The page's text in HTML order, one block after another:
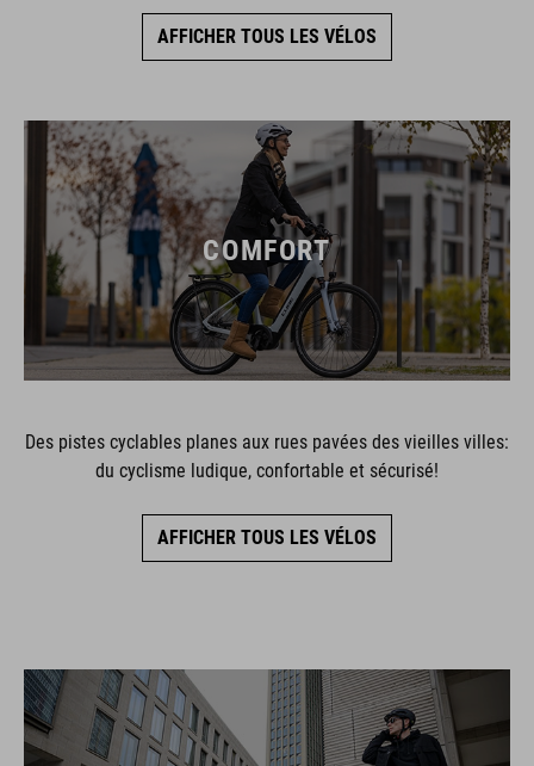
AFFICHER TOUS LES VÉLOS
COMFORT
Des pistes cyclables planes aux rues pavées des vieilles villes:
du cyclisme ludique, confortable et sécurisé!
AFFICHER TOUS LES VÉLOS